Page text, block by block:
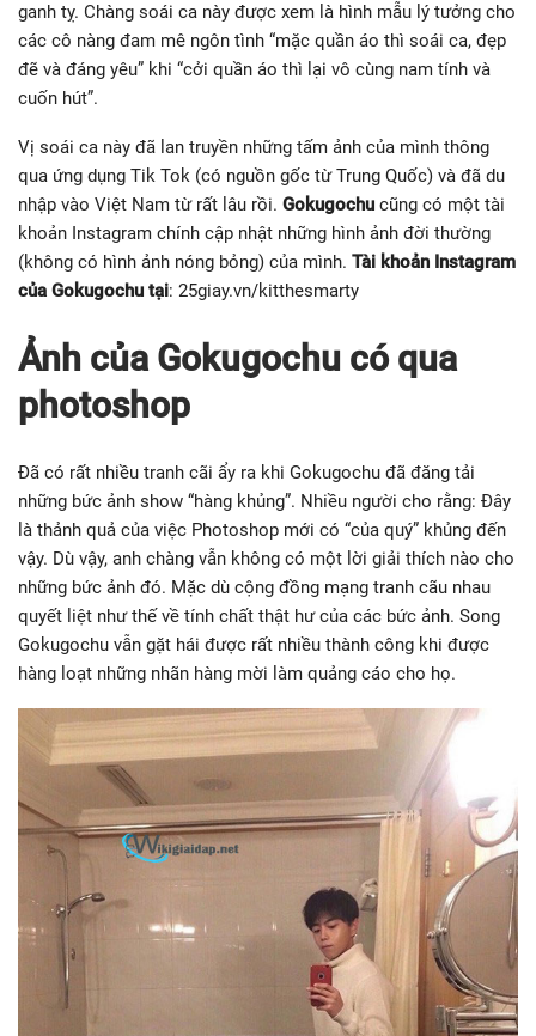
ganh tỵ. Chàng soái ca này được xem là hình mẫu lý tưởng cho
các cô nàng đam mê ngôn tình “mặc quần áo thì soái ca, đẹp
đẽ và đáng yêu” khi “cởi quần áo thì lại vô cùng nam tính và
cuốn hút”.
Vị soái ca này đã lan truyền những tấm ảnh của mình thông
qua ứng dụng Tik Tok (có nguồn gốc từ Trung Quốc) và đã du
nhập vào Việt Nam từ rất lâu rồi. Gokugochu cũng có một tài
khoản Instagram chính cập nhật những hình ảnh đời thường
(không có hình ảnh nóng bỏng) của mình. Tài khoản Instagram
của Gokugochu tại: 25giay.vn/kitthesmarty
Ảnh của Gokugochu có qua
photoshop
Đã có rất nhiều tranh cãi ẩy ra khi Gokugochu đã đăng tải
những bức ảnh show “hàng khủng”. Nhiều người cho rằng: Đây
là thảnh quả của việc Photoshop mới có “của quý” khủng đến
vậy. Dù vậy, anh chàng vẫn không có một lời giải thích nào cho
những bức ảnh đó. Mặc dù cộng đồng mạng tranh cãu nhau
quyết liệt như thế về tính chất thật hư của các bức ảnh. Song
Gokugochu vẫn gặt hái được rất nhiều thành công khi được
hàng loạt những nhãn hàng mời làm quảng cáo cho họ.